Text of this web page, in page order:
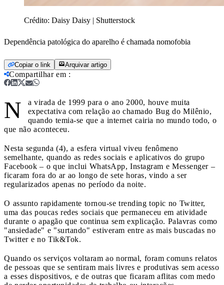
Crédito: Daisy Daisy | Shutterstock
Dependência patológica do aparelho é chamada nomofobia
Copiar o link Arquivar artigo
Compartilhar em :
N
a virada de 1999 para o ano 2000, houve muita
expectativa com relação ao chamado Bug do Milênio,
quando temia-se que a internet cairia no mundo todo, o
que não aconteceu.
Nesta segunda (4), a esfera virtual viveu fenômeno
semelhante, quando as redes sociais e aplicativos do grupo
Facebook – o que inclui WhatsApp, Instagram e Messenger –
ficaram fora do ar ao longo de sete horas, vindo a ser
regularizados apenas no período da noite.
O assunto rapidamente tornou-se trending topic no Twitter,
uma das poucas redes sociais que permaneceu em atividade
durante o apagão que continua sem explicação. Palavras como
"ansiedade" e "surtando" estiveram entre as mais buscadas no
Twitter e no Tik&Tok.
Quando os serviços voltaram ao normal, foram comuns relatos
de pessoas que se sentiram mais livres e produtivas sem acesso
a esses dispositivos, e de outras que ficaram aflitas com medo